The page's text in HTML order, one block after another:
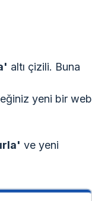
altı çizili. Buna
yeni bir web
ve yeni